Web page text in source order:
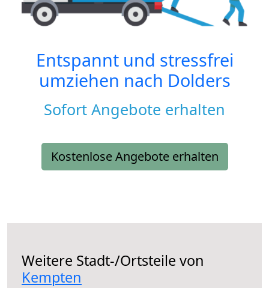
Entspannt und stressfrei
umziehen nach Dolders
Sofort Angebote erhalten
Kostenlose Angebote erhalten
Weitere Stadt-/Ortsteile von
Kempten